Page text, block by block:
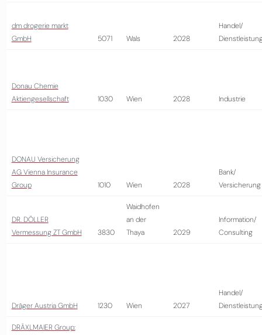
dm drogerie markt
GmbH
5071 Wals 2028
Handel/
Donau Chemie
Aktiengesellschaft
1030 Wien 2028 Industrie
DONAU Versicherung
AG Vienna Insurance
Group
1010 Wien 2028
Bank/
Versicherung
DR. DÖLLER
Vermessung ZT GmbH
3830
Waidhofen
an der
Thaya
2029
Information/
Consulting
Dräger Austria GmbH 1230 Wien 2027
Handel/
DRÄXLMAIER Group: